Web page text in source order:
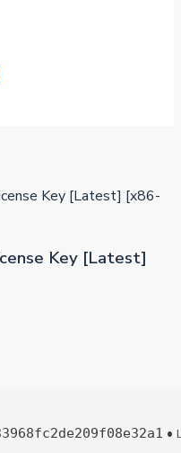
Key [Latest] [x86-
Key [Latest]
•